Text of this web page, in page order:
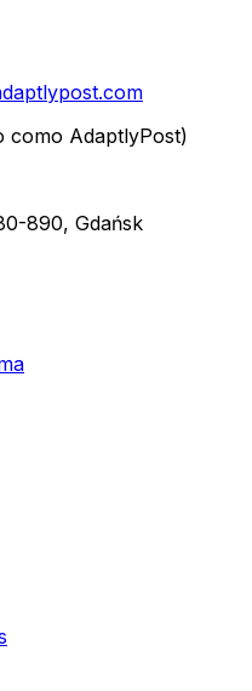
como AdaptlyPost)
890, Gdańsk